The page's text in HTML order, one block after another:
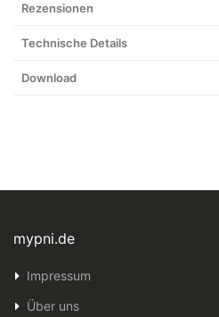
Rezensionen
Technische Details
Download
mypni.de
Impressum
Über uns